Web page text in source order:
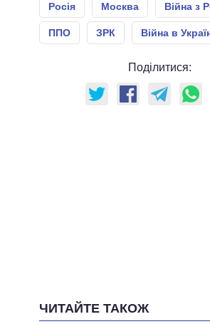
Росія Москва Війна з
ППО ЗРК Війна в
Поділитися:
ЧИТАЙТЕ ТАКОЖ